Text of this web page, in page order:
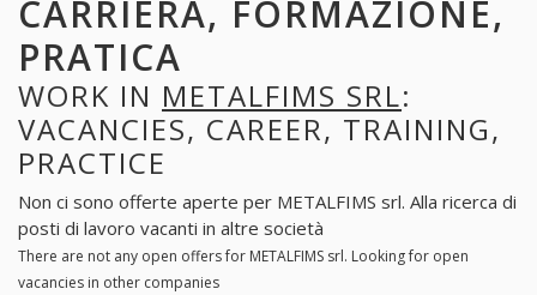
CARRIERA, FORMAZIONE,
PRATICA
WORK IN METALFIMS SRL:
VACANCIES, CAREER, TRAINING,
PRACTICE
Non ci sono offerte aperte per METALFIMS srl. Alla ricerca di
posti di lavoro vacanti in altre società
There are not any open offers for METALFIMS srl. Looking for open
vacancies in other companies